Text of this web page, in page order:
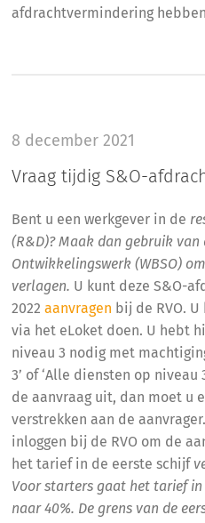
afdrachtvermindering
8 december 2021
Vraag tijdig S&O-
Bent u een werkgever in de
(R&D)? Maak dan gebruik van
Ontwikkelingswerk (WBSO)
verlagen. U kunt deze S&O-
2022aanvragen bij de RVO.
via het eLoket doen. U hebt
niveau 3 nodig met
3’ of ‘Alle diensten op niveau
de aanvraag uit, dan moet u
verstrekken aan de
inloggen bij de RVO om de
het tarief in de eerste schijf
Voor starters gaat het tarief in
naar 40%. De grens van de